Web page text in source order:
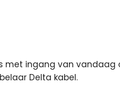
met ingang van vandaag
Delta kabel.